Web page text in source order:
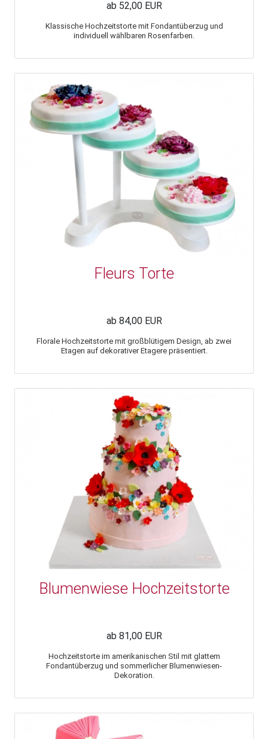
ab 52,00 EUR
Klassische Hochzeitstorte mit Fondantüberzug und
individuell wählbaren Rosenfarben.
Fleurs Torte
ab 84,00 EUR
Florale Hochzeitstorte mit großblütigem Design, ab zwei
Etagen auf dekorativer Etagere präsentiert.
Blumenwiese Hochzeitstorte
ab 81,00 EUR
Hochzeitstorte im amerikanischen Stil mit glattem
Fondantüberzug und sommerlicher Blumenwiesen-
Dekoration.